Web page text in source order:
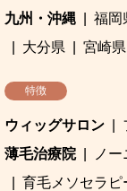
九州・沖縄
福岡
大分県
宮崎県
特徴
ウィッグサロン
薄毛治療院
ノ
育毛メソセラピ